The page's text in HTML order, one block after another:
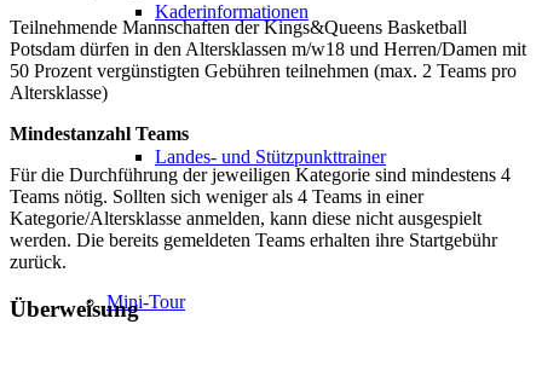
Kaderinformationen
Landes- und Stützpunkttrainer
Mini-Tour
Teilnehmende Mannschaften der Kings&Queens Basketball
Potsdam dürfen in den Altersklassen m/w18 und Herren/Damen mit
50 Prozent vergünstigten Gebühren teilnehmen (max. 2 Teams pro
Altersklasse)
Mindestanzahl Teams
Für die Durchführung der jeweiligen Kategorie sind mindestens 4
Teams nötig. Sollten sich weniger als 4 Teams in einer
Kategorie/Altersklasse anmelden, kann diese nicht ausgespielt
werden. Die bereits gemeldeten Teams erhalten ihre Startgebühr
zurück.
Überweisung